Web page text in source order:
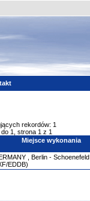
rekordów: 1
1, strona 1 z 1
Miejsce wykonania
Berlin - Schoenefeld
EDDB)